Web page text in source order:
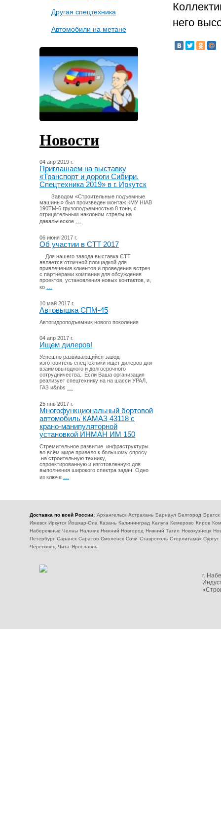
Другая спецтехника
Автомобили на метане
Новости
04 апр 2019 г.
Приглашаем на выставку
«Транспорт и дороги Сибири.
Спецтехника 2019» в г. Иркутск
Заводом «Строительные подъемные
машины» был произведен монтаж КМУ HIAB
190TM-6 грузоподъемностью 8 тонн, с
отрицательным наклоном стрелы на
давальческое ...
06 июня 2017 г.
Об участии в СТТ 2017
Для нашего завода выставка СТТ
является отличной площадкой для
привлечения клиентов и проведения встреч
с партнерами компании для обсуждения
проектов, установления новых контактов, и,
ко ...
10 май 2017 г.
Автовышка СПМ-45
Автогидроподъемник нового поколения
04 апр 2017 г.
Ищем дилеров!
Успешно развивающийся завод-
изготовитель спецтехники ищет дилеров для
взаимовыгодного и долгосрочного
сотрудничества. Если Ваша организация
реализует спецтехнику на на шасси УРАЛ,
ГАЗ и&nbs ...
25 янв 2017 г.
Многофункциональный бортовой
автомобиль КАМАЗ 43118 с
крано-манипуляторной
установкой ИНМАН ИМ 150
Стремительное развитие инфраструктуры
во всём мире привело к большому спросу
на строительную технику,
спроектированную и изготовленную для
выполнения широкого спектра задач. Одно
из ключе ...
него
Доставка по всей России: Архангельск Астрахань Барнаул Белгород Братск
Ижевск Иркутск Йошкар-Ола Казань Калининград Калуга Кемерово Киров
Набережные Челны Нальчик Нижний Новгород Нижний Тагил Новокузнецк
Петербург Саранск Саратов Смоленск Сочи Ставрополь Стерлитамак Сургут
Череповец Чита Ярославль
г.